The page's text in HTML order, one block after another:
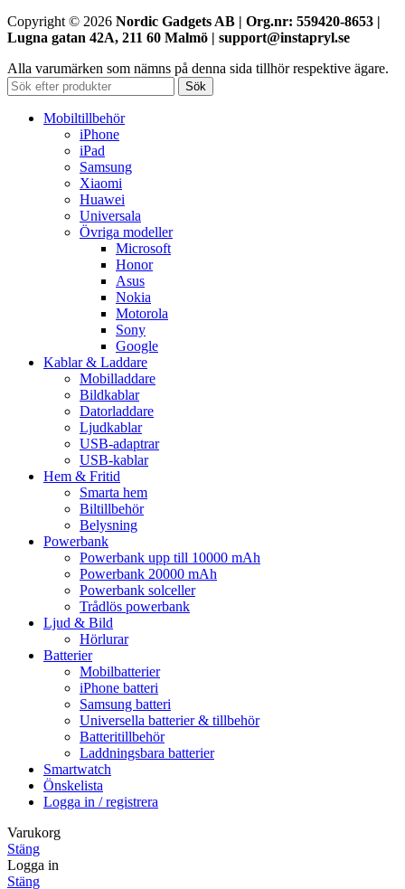
Copyright © 2026 Nordic Gadgets AB | Org.nr: 559420-8653 |
Lugna gatan 42A, 211 60 Malmö | support@instapryl.se
Alla varumärken som nämns på denna sida tillhör respektive ägare.
Sök
Mobiltillbehör
iPhone
iPad
Samsung
Xiaomi
Huawei
Universala
Övriga modeller
Microsoft
Honor
Asus
Nokia
Motorola
Sony
Google
Kablar & Laddare
Mobilladdare
Bildkablar
Datorladdare
Ljudkablar
USB-adaptrar
USB-kablar
Hem & Fritid
Smarta hem
Biltillbehör
Belysning
Powerbank
Powerbank upp till 10000 mAh
Powerbank 20000 mAh
Powerbank solceller
Trådlös powerbank
Ljud & Bild
Hörlurar
Batterier
Mobilbatterier
iPhone batteri
Samsung batteri
Universella batterier & tillbehör
Batteritillbehör
Laddningsbara batterier
Smartwatch
Önskelista
Logga in / registrera
Varukorg
Stäng
Logga in
Stäng